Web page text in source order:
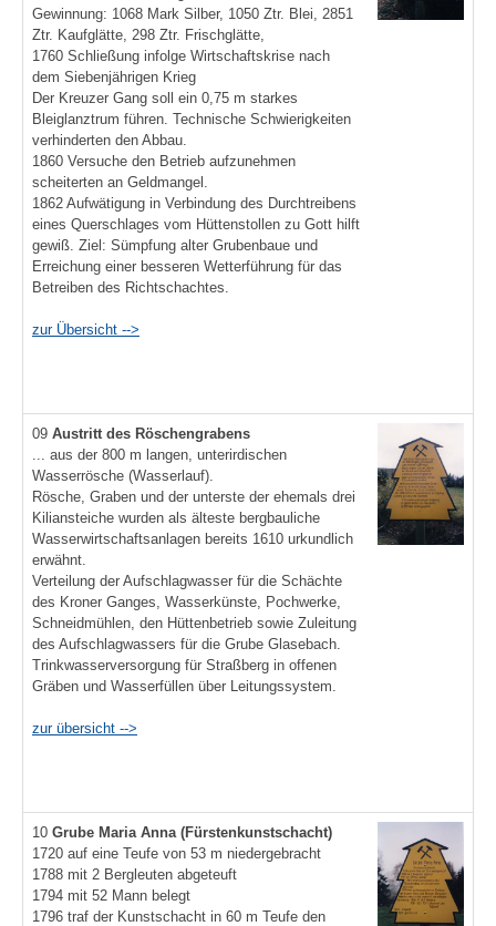
Gewinnung: 1068 Mark Silber, 1050 Ztr. Blei, 2851
Ztr. Kaufglätte, 298 Ztr. Frischglätte,
1760 Schließung infolge Wirtschaftskrise nach
dem Siebenjährigen Krieg
Der Kreuzer Gang soll ein 0,75 m starkes
Bleiglanztrum führen. Technische Schwierigkeiten
verhinderten den Abbau.
1860 Versuche den Betrieb aufzunehmen
scheiterten an Geldmangel.
1862 Aufwätigung in Verbindung des Durchtreibens
eines Querschlages vom Hüttenstollen zu Gott hilft
gewiß. Ziel: Sümpfung alter Grubenbaue und
Erreichung einer besseren Wetterführung für das
Betreiben des Richtschachtes.
zur Übersicht -->
09 Austritt des Röschengrabens
... aus der 800 m langen, unterirdischen
Wasserrösche (Wasserlauf).
Rösche, Graben und der unterste der ehemals drei
Kiliansteiche wurden als älteste bergbauliche
Wasserwirtschaftsanlagen bereits 1610 urkundlich
erwähnt.
Verteilung der Aufschlagwasser für die Schächte
des Kroner Ganges, Wasserkünste, Pochwerke,
Schneidmühlen, den Hüttenbetrieb sowie Zuleitung
des Aufschlagwassers für die Grube Glasebach.
Trinkwasserversorgung für Straßberg in offenen
Gräben und Wasserfüllen über Leitungssystem.
zur übersicht -->
10 Grube Maria Anna (Fürstenkunstschacht)
1720 auf eine Teufe von 53 m niedergebracht
1788 mit 2 Bergleuten abgeteuft
1794 mit 52 Mann belegt
1796 traf der Kunstschacht in 60 m Teufe den